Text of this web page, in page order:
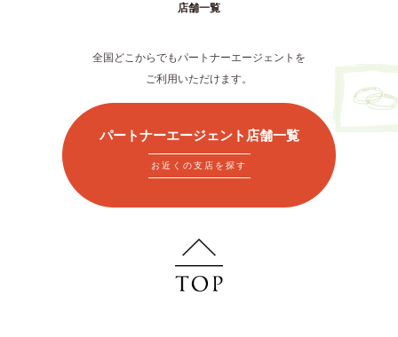
店舗一覧
全国どこからでもパートナーエージェントを
ご利用いただけます。
パートナーエージェント店舗一覧
お近くの支店を探す